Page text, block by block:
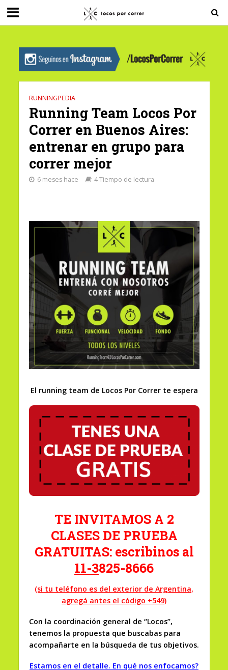
G-0X2PD3RFLV
RUNNINGPEDIA
Running Team Locos Por
Correr en Buenos Aires:
entrenar en grupo para
correr mejor
6 meses hace 4 Tiempo de lectura
El running team de Locos Por Correr te espera
TE INVITAMOS A 2
CLASES DE PRUEBA
GRATUITAS: escribinos al
11-3825-8666
(si tu teléfono es del exterior de Argentina,
agregá antes el código +549)
Con la coordinación general de “Locos”,
tenemos la propuesta que buscabas para
acompañarte en la búsqueda de tus objetivos.
Estamos en el detalle. En qué nos enfocamos?